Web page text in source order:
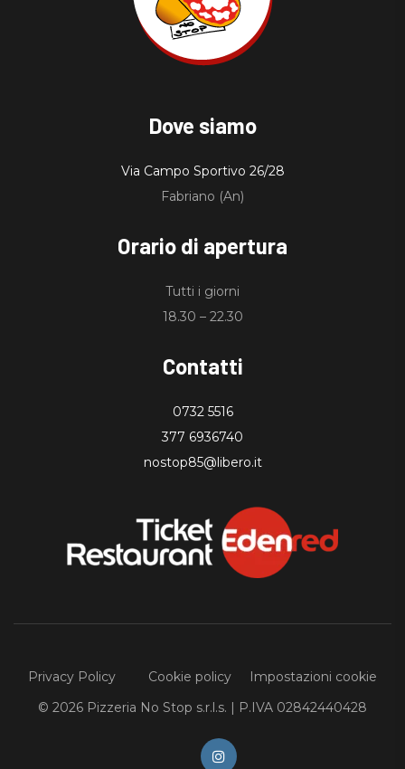
Dove siamo
Via Campo Sportivo 26/28
Fabriano (An)
Orario di apertura
Tutti i giorni
18.30 – 22.30
Contatti
0732 5516
377 6936740
nostop85@libero.it
Privacy Policy Cookie policy
Impostazioni cookie
© 2026 Pizzeria No Stop s.r.l.s. | P.IVA 02842440428